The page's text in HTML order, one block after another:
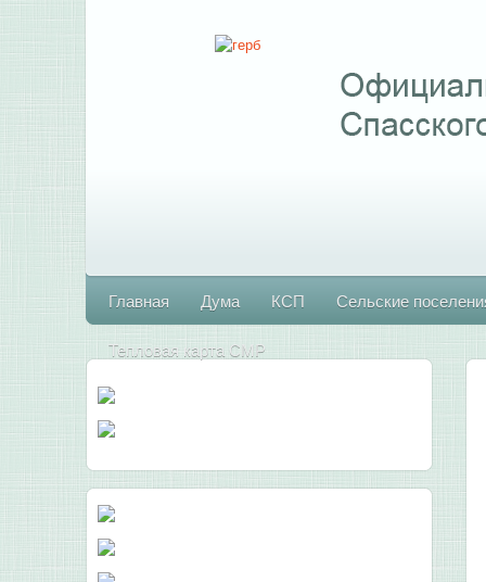
Главная Дума КСП Сельские
Тепловая карта СМР